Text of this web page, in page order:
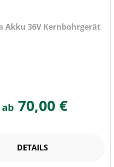
Akku 36V Kernbohrgerät
70,00 €
DETAILS